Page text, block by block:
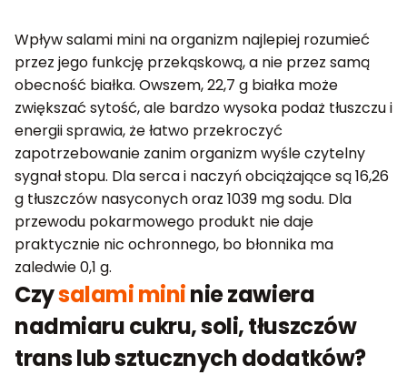
Wpływ salami mini na organizm najlepiej rozumieć
przez jego funkcję przekąskową, a nie przez samą
obecność białka. Owszem, 22,7 g białka może
zwiększać sytość, ale bardzo wysoka podaż tłuszczu i
energii sprawia, że łatwo przekroczyć
zapotrzebowanie zanim organizm wyśle czytelny
sygnał stopu. Dla serca i naczyń obciążające są 16,26
g tłuszczów nasyconych oraz 1039 mg sodu. Dla
przewodu pokarmowego produkt nie daje
praktycznie nic ochronnego, bo błonnika ma
zaledwie 0,1 g.
Czysalami mininie zawiera
nadmiaru cukru, soli, tłuszczów
trans lub sztucznych dodatków?